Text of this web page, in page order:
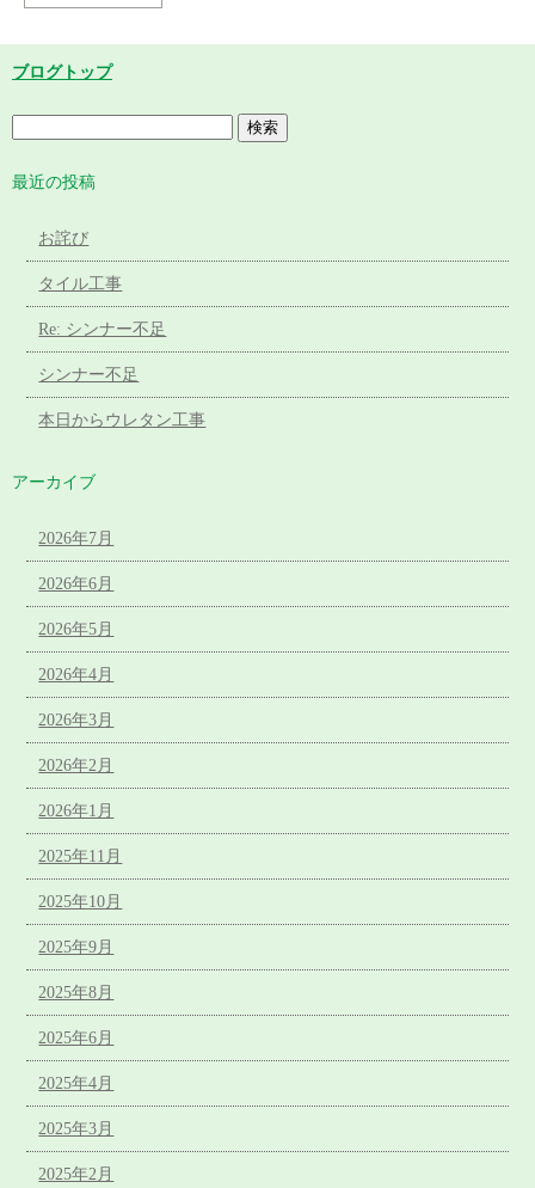
ブログトップ
最近の投稿
お詫び
タイル工事
Re: シンナー不足
シンナー不足
本日からウレタン工事
アーカイブ
2026年7月
2026年6月
2026年5月
2026年4月
2026年3月
2026年2月
2026年1月
2025年11月
2025年10月
2025年9月
2025年8月
2025年6月
2025年4月
2025年3月
2025年2月